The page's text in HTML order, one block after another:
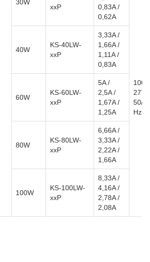
30W
xxP
0,83A /
0,62A
100
277
50/
Hz
40W
KS-40LW-
xxP
3,33A /
1,66A /
1,11A /
0,83A
60W
KS-60LW-
xxP
5A /
2,5A /
1,67A /
1,25A
80W
KS-80LW-
xxP
6,66A /
3,33A /
2,22A /
1,66A
100W
KS-100LW-
xxP
8,33A /
4,16A /
2,78A /
2,08A